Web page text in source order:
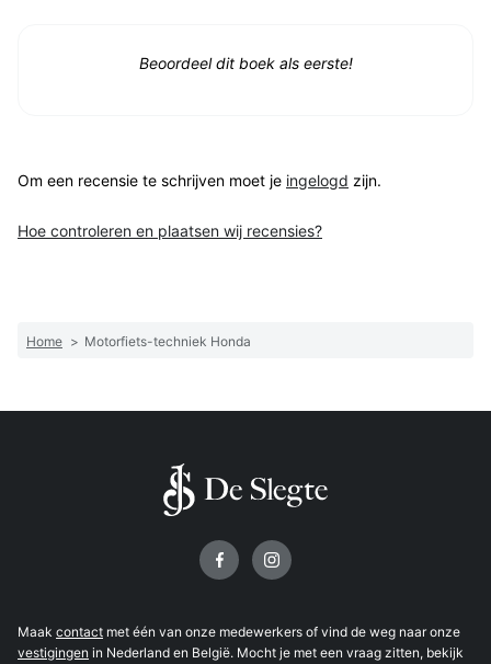
Beoordeel dit boek als eerste!
Om een recensie te schrijven moet je ingelogd zijn.
Hoe controleren en plaatsen wij recensies?
Home > Motorfiets-techniek Honda
Maak contact met één van onze medewerkers of vind de weg naar onze
vestigingen in Nederland en België. Mocht je met een vraag zitten, bekijk